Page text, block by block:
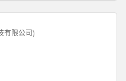
有限公司)